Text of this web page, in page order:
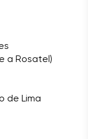
a Rosatel)
de Lima